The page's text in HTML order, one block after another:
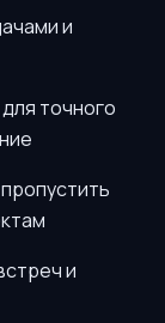
и
точного
и